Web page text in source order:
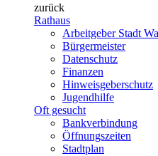
zurück
Rathaus
Arbeitgeber Stadt
Bürgermeister
Datenschutz
Finanzen
Hinweisgeberschutz
Jugendhilfe
Oft gesucht
Bankverbindung
Öffnungszeiten
Stadtplan